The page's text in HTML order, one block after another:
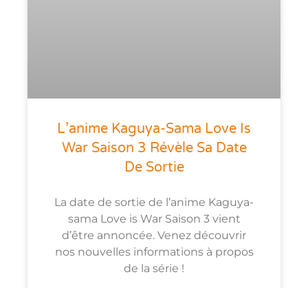
L’anime Kaguya-Sama Love Is
War Saison 3 Révèle Sa Date
De Sortie
La date de sortie de l’anime Kaguya-
sama Love is War Saison 3 vient
d’être annoncée. Venez découvrir
nos nouvelles informations à propos
de la série !